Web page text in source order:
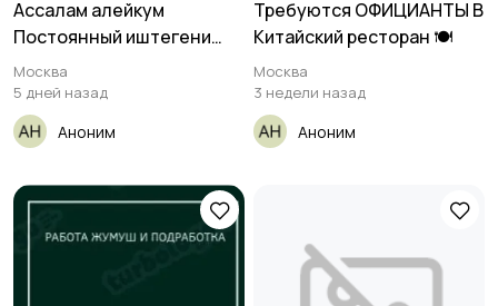
Ассалам алейкум
Постоянный иштегени
балдар керек
Москва
5 дней назад
Аноним
Требуются ОФИЦИАНТЫ В
Китайский ресторан 🍽
Москва
3 недели назад
Аноним